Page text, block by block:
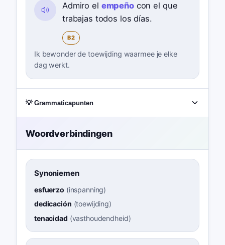
Admiro el empeñocon el que
trabajas todos los días.
B2
Ik bewonder de toewijding waarmee je elke
dag werkt.
💡 Grammaticapunten
Woordverbindingen
Synoniemen
esfuerzo (inspanning)
dedicación (toewijding)
tenacidad (vasthoudendheid)